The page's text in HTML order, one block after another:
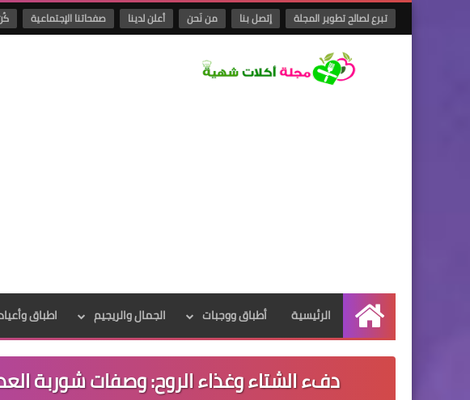
تبرع لصالح تطوير المجلة إتصل بنا من نَحن أعلن لدينا صفحاتنا الإجتماعية
الرئيسية
الرئيسية أطباق ووجبات الجمال والريجيم اطباق
دفء الشتاء وغذاء الروح: وصفات شوربة